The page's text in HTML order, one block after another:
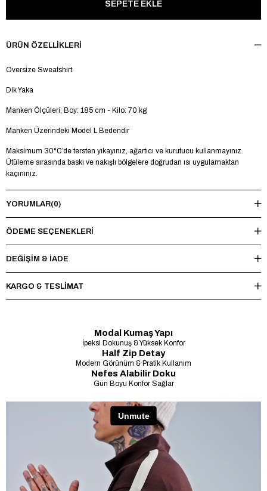
ÜRÜN ÖZELLIKLERI
Oversize Sweatshirt
Dik Yaka
Manken Ölçüleri; Boy: 185 cm - Kilo: 70 kg
Manken Üzerindeki Model L Bedendir
Maksimum 30°C’de tersten yıkayınız, ağartıcı ve kurutucu kullanmayınız.
Ütüleme sırasında baskı ve nakışlı bölgelere doğrudan ısı uygulamaktan
kaçınınız.
YORUMLAR(0)
ÖDEME SEÇENEKLERI
DEĞİŞİM & İADE
KARGO & TESLİMAT
Modal Kumaş Yapı
İpeksi Dokunuş & Yüksek Konfor
Half Zip Detay
Modern Görünüm & Pratik Kullanım
Nefes Alabilir Doku
Gün Boyu Konfor Sağlar